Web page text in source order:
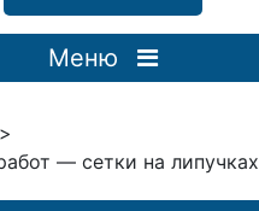
Меню
>
— сетки на липучках